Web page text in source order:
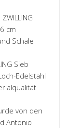
cm
Schale
Sieb
Edelstahl
von den
Antonio